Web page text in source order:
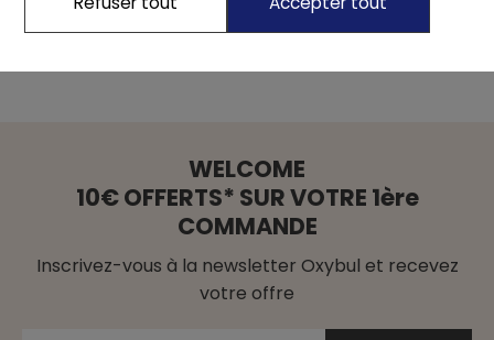
WELCOME
10€ OFFERTS* SUR VOTRE 1ère
COMMANDE
Inscrivez-vous à la newsletter Oxybul et recevez
votre offre